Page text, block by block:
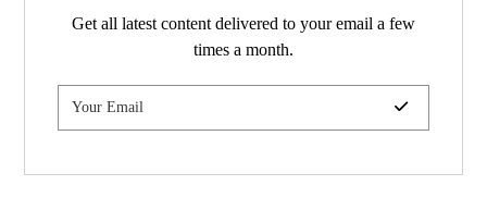
Get all latest content delivered to your email a few
times a month.